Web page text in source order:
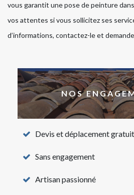
vous garantit une pose de peinture
vos attentes si vous sollicitez ses
d’informations, contactez-le et
NOS
Devis et déplacement
Sans engagement
Artisan passionné